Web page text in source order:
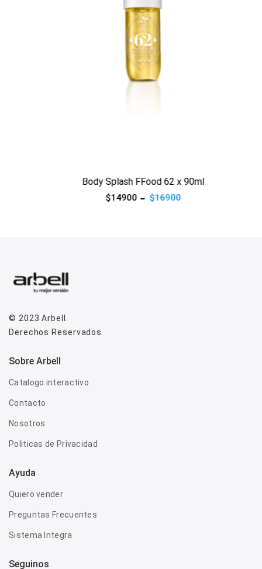
Body Splash FFood 62 x 90ml
$14900 $16900
© 2023Arbell
Derechos Reservados
Sobre Arbell
Catalogo interactivo
Contacto
Nosotros
Politicas de Privacidad
Ayuda
Quiero vender
Preguntas Frecuentes
Sistema Integra
Seguinos